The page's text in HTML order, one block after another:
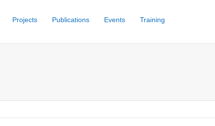
Projects Publications Events Training